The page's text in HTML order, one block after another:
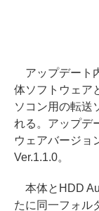
アップデート
体ソフトウェア
ソコン用の転送
れる。アップデ
ウェアバージョ
Ver.1.1.0。
本体とHDD
たに同一フォル